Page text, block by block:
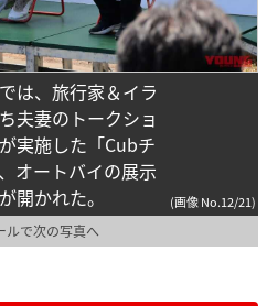
は、旅行家＆イラ
夫妻のトークショ
実施した「Cubチ
オートバイの展示
開かれた。
(画像 No.12/21)
ルで次の写真へ